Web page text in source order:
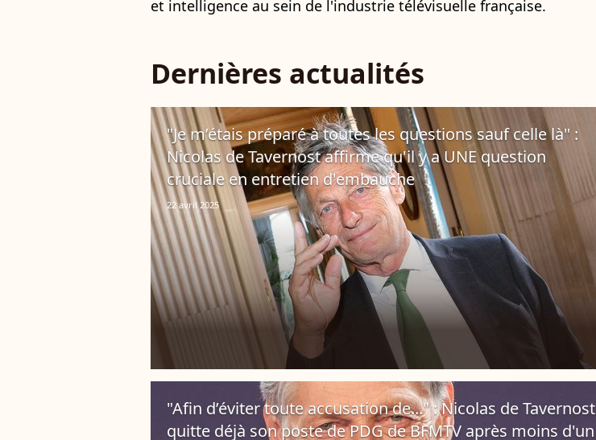
et intelligence au sein de l'industrie télévisuelle française.
Dernières actualités
"Je m’étais préparé à toutes les questions sauf celle là" :
Nicolas de Tavernost affirme qu'il y a UNE question
cruciale en entretien d'embauche
22 avril 2025
"Afin d’éviter toute accusation de..." : Nicolas de Tavernost
quitte déjà son poste de PDG de BFMTV après moins d'un